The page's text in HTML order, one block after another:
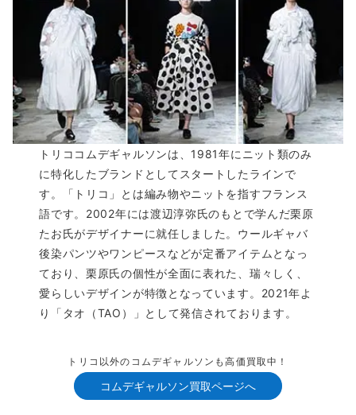
トリココムデギャルソンは、1981年にニット類のみ
に特化したブランドとしてスタートしたラインで
す。「トリコ」とは編み物やニットを指すフランス
語です。2002年には渡辺淳弥氏のもとで学んだ栗原
たお氏がデザイナーに就任しました。ウールギャバ
後染パンツやワンピースなどが定番アイテムとなっ
ており、栗原氏の個性が全面に表れた、瑞々しく、
愛らしいデザインが特徴となっています。2021年よ
り「タオ（TAO）」として発信されております。
トリコ以外のコムデギャルソンも高価買取中！
コムデギャルソン買取ページへ